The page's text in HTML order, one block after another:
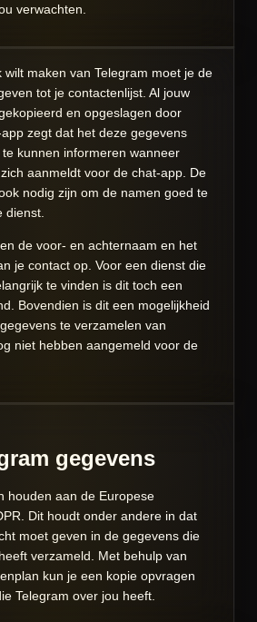
verwachten.
wilt maken van Telegram moet je de
tot je contactenlijst. Al jouw
en opgeslagen door
zegt dat het deze gegevens
kunnen informeren wanneer
aanmeldt voor de chat-app. De
nodig zijn om de namen goed te
dienst.
de voor- en achternaam en het
je contact op. Voor een dienst die
te vinden is dit toch een
Bovendien is dit een mogelijkheid
te verzamelen van
niet hebben aangemeld voor de
gegevens
houden aan de Europese
Dit houdt onder andere in dat
moet geven in de gegevens die
verzameld. Met behulp van
kun je een kopie opvragen
Telegram over jou heeft.